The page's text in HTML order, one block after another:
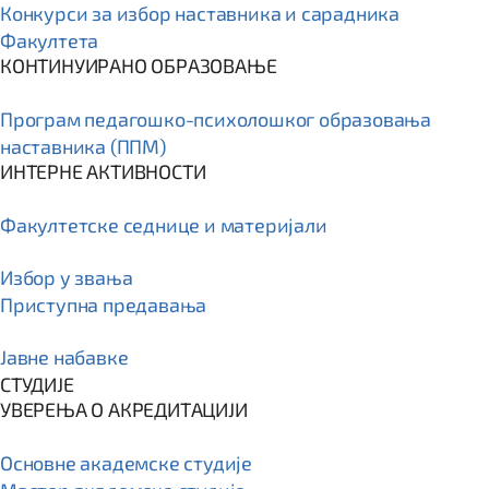
Конкурси за избор наставника и сарадника
Факултета
КОНТИНУИРАНО ОБРАЗОВАЊЕ
Програм пeдагошко-психолошког образовања
наставника (ППМ)
ИНТЕРНЕ АКТИВНОСТИ
Факултетске седнице и материјали
Избор у звања
Приступна предавања
Јавне набавке
СТУДИЈЕ
УВЕРЕЊА О АКРЕДИТАЦИЈИ
Основне академске студије